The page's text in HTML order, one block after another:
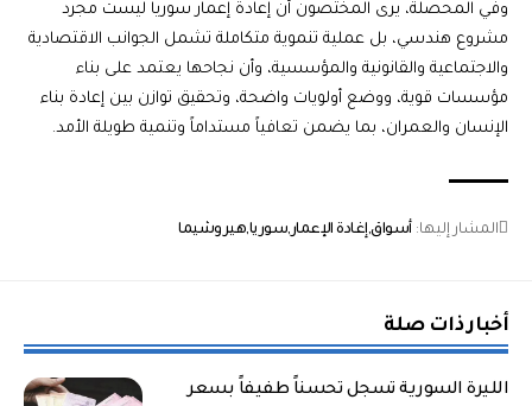
وفي المحصلة، يرى المختصون أن إعادة إعمار سوريا ليست مجرد
مشروع هندسي، بل عملية تنموية متكاملة تشمل الجوانب الاقتصادية
والاجتماعية والقانونية والمؤسسية، وأن نجاحها يعتمد على بناء
مؤسسات قوية، ووضع أولويات واضحة، وتحقيق توازن بين إعادة بناء
الإنسان والعمران، بما يضمن تعافياً مستداماً وتنمية طويلة الأمد.
المشار إليها: أسواقإغادة الإعمارسورياهيروشيما
أخبار ذات صلة
الليرة السورية تسجل تحسناً طفيفاً بسعر